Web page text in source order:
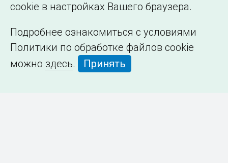
cookie в настройках Вашего браузера.
Подробнее ознакомиться с условиями
Политики по обработке файлов cookie
можно здесь. Принять